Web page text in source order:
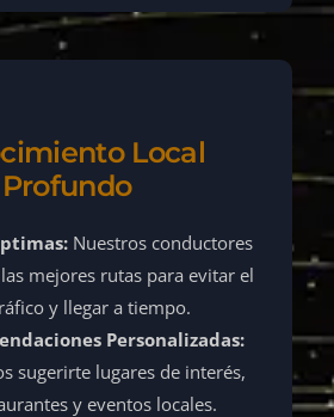
Local
Profundo
Nuestros conductores
mejores rutas para evitar el
y llegar a tiempo.
Personalizadas:
sugerirte lugares de interés,
y eventos locales.